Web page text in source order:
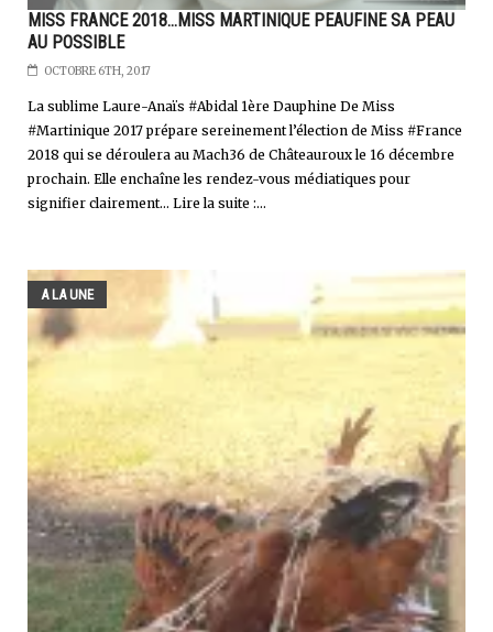
MISS FRANCE 2018…MISS MARTINIQUE PEAUFINE SA PEAU
AU POSSIBLE
OCTOBRE 6TH, 2017
La sublime Laure-Anaïs #Abidal 1ère Dauphine De Miss
#Martinique 2017 prépare sereinement l’élection de Miss #France
2018 qui se déroulera au Mach36 de Châteauroux le 16 décembre
prochain. Elle enchaîne les rendez-vous médiatiques pour
signifier clairement... Lire la suite :...
A LA UNE